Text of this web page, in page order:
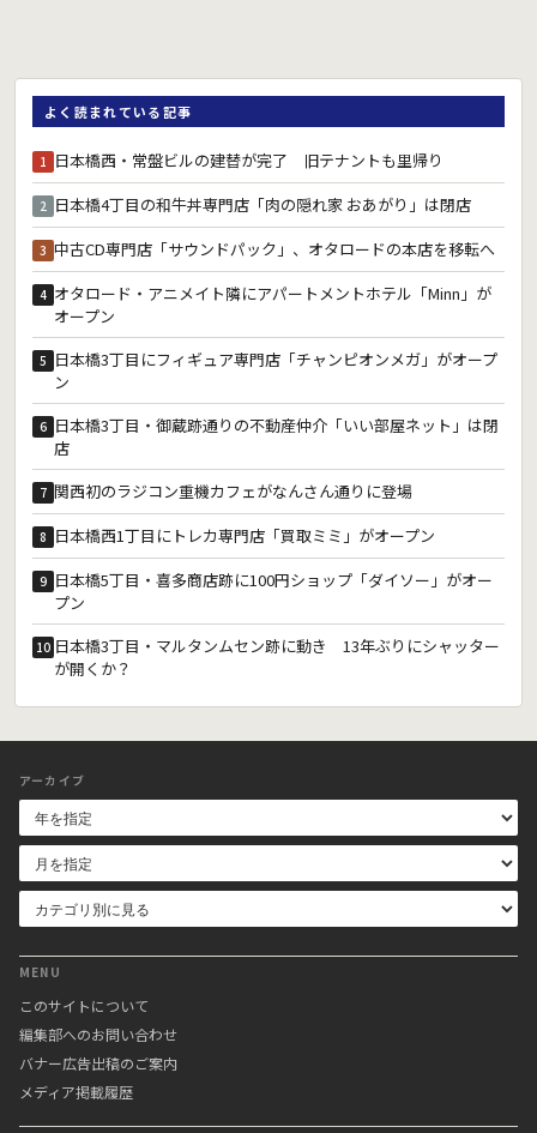
よく読まれている記事
1 日本橋西・常盤ビルの建替が完了 旧テナントも里帰り
2 日本橋4丁目の和牛丼専門店「肉の隠れ家 おあがり」は閉店
3 中古CD専門店「サウンドパック」、オタロードの本店を移転へ
4 オタロード・アニメイト隣にアパートメントホテル「Minn」が
オープン
5 日本橋3丁目にフィギュア専門店「チャンピオンメガ」がオープ
ン
6 日本橋3丁目・御蔵跡通りの不動産仲介「いい部屋ネット」は閉
店
7 関西初のラジコン重機カフェがなんさん通りに登場
8 日本橋西1丁目にトレカ専門店「買取ミミ」がオープン
9 日本橋5丁目・喜多商店跡に100円ショップ「ダイソー」がオー
プン
10 日本橋3丁目・マルタンムセン跡に動き 13年ぶりにシャッター
が開くか？
アーカイブ
MENU
このサイトについて
編集部へのお問い合わせ
バナー広告出稿のご案内
メディア掲載履歴